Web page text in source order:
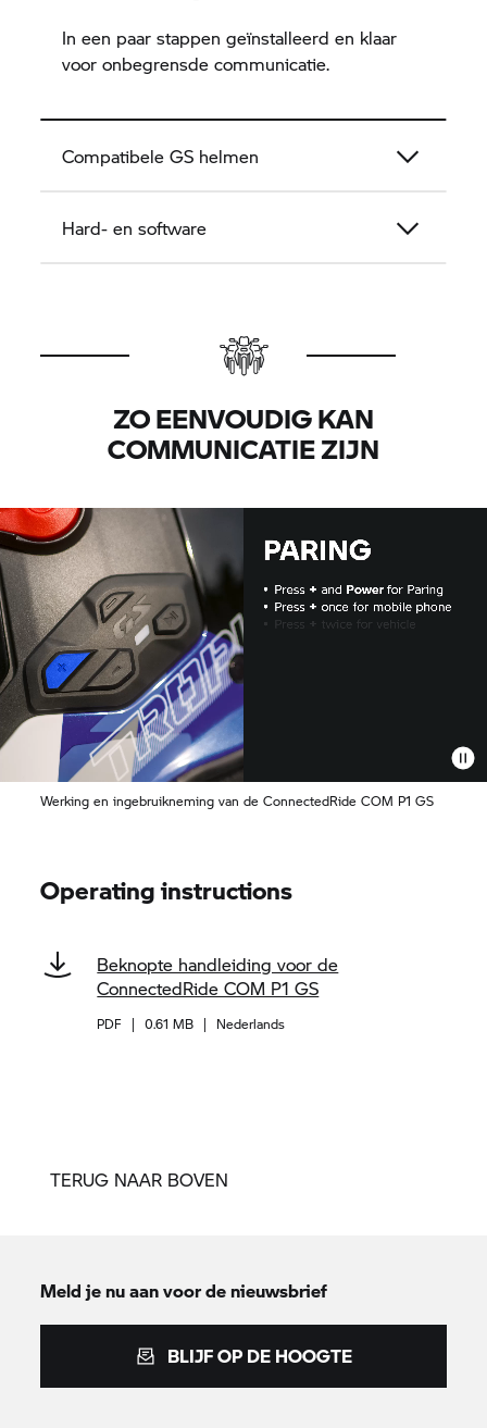
In een paar stappen geïnstalleerd en klaar
voor onbegrensde communicatie.
Compatibele GS helmen
Hard- en software
ZO EENVOUDIG KAN
COMMUNICATIE ZIJN
Werking en ingebruikneming van de ConnectedRide COM P1 GS
Operating instructions
Beknopte handleiding voor de
ConnectedRide COM P1 GS
PDF | 0.61 MB | Nederlands
TERUG NAAR BOVEN
Meld je nu aan voor de nieuwsbrief
BLIJF OP DE HOOGTE